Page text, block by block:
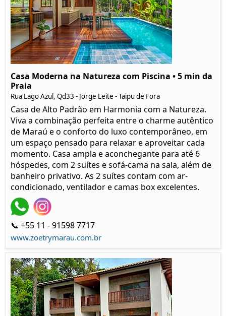
Casa Moderna na Natureza com Piscina • 5 min da
Praia
Rua Lago Azul, Qd33 - Jorge Leite - Taipu de Fora
Casa de Alto Padrão em Harmonia com a Natureza.
Viva a combinação perfeita entre o charme autêntico
de Maraú e o conforto do luxo contemporâneo, em
um espaço pensado para relaxar e aproveitar cada
momento. Casa ampla e aconchegante para até 6
hóspedes, com 2 suítes e sofá-cama na sala, além de
banheiro privativo. As 2 suítes contam com ar-
condicionado, ventilador e camas box excelentes.
📞 +55 11 - 91598 7717
www.zoetrymarau.com.br